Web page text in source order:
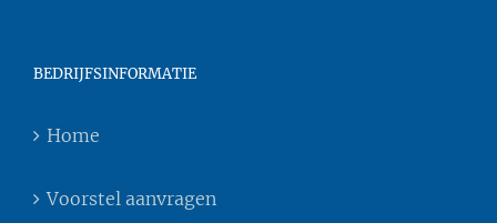
BEDRIJFSINFORMATIE
Home
Voorstel aanvragen